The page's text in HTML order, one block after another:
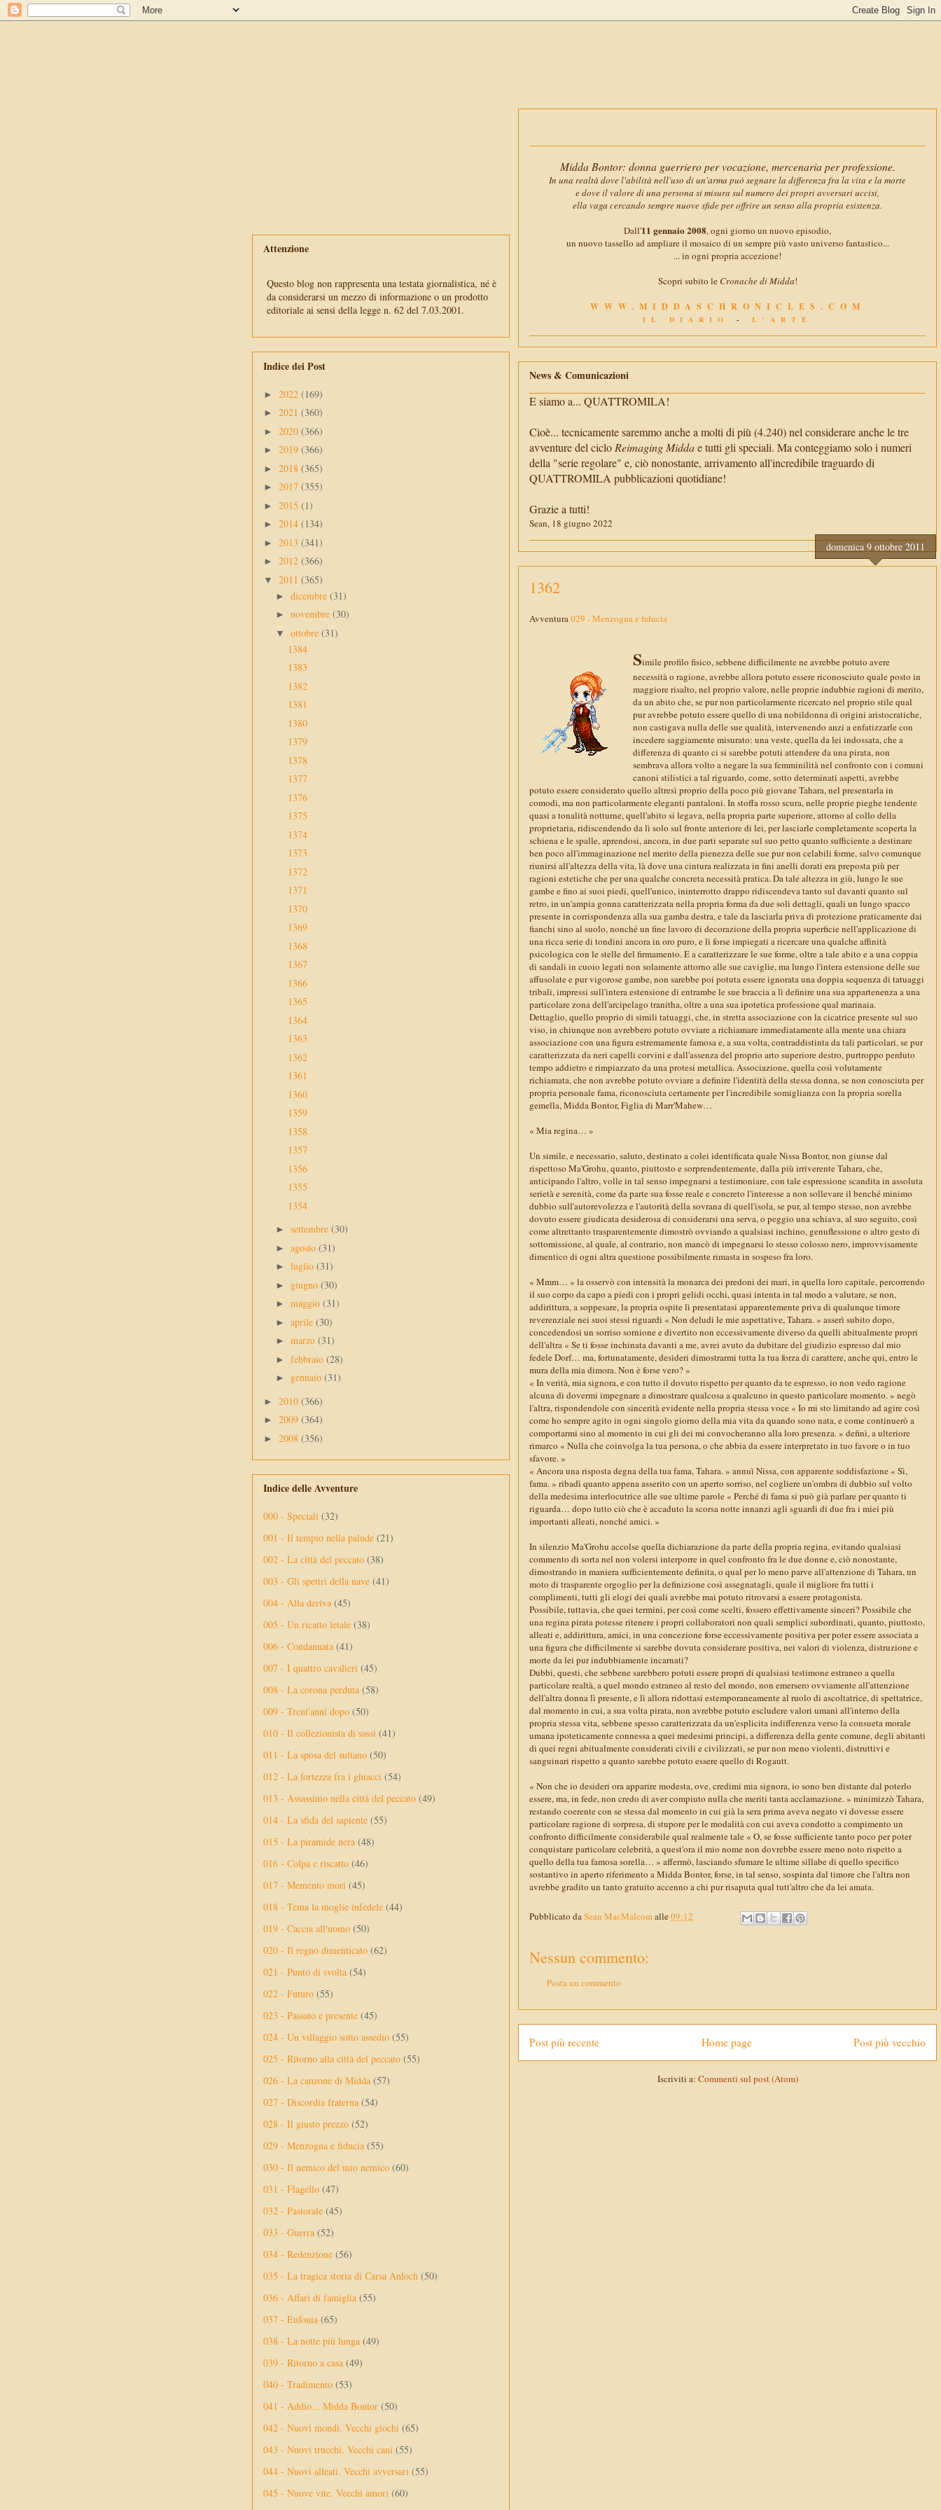
Midda Bontor: donna guerriero per vocazione, mercenaria per professione.
In una realtà dove l'abilità nell'uso di un'arma può segnare la differenza fra la vita e la morte
e dove il valore di una persona si misura sul numero dei propri avversari uccisi,
ella vaga cercando sempre nuove sfide per offrire un senso alla propria esistenza.
Dall'11 gennaio 2008, ogni giorno un nuovo episodio,
un nuovo tassello ad ampliare il mosaico di un sempre più vasto universo fantastico...
... in ogni propria accezione!
Scopri subito le Cronache di Midda!
WWW.MIDDASCHRONICLES.COM
IL DIARIO - L'ARTE
News & Comunicazioni
E siamo a... QUATTROMILA!
Cioè... tecnicamente saremmo anche a molti di più (4.240) nel considerare anche le tre
avventure del cicloReimaging Middae tutti gli speciali. Ma conteggiamo solo i numeri
della "serie regolare" e, ciò nonostante, arrivamento all'incredibile traguardo di
QUATTROMILA pubblicazioni quotidiane!
Grazie a tutti!
Sean, 18 giugno 2022
domenica 9 ottobre 2011
1362
Avventura029 - Menzogna e fiducia
Simile profilo fisico, sebbene difficilmente ne avrebbe potuto avere
necessità o ragione, avrebbe allora potuto essere riconosciuto quale posto in
maggiore risalto, nel proprio valore, nelle proprie indubbie ragioni di merito,
da un abito che, se pur non particolarmente ricercato nel proprio stile qual
pur avrebbe potuto essere quello di una nobildonna di origini aristocratiche,
non castigava nulla delle sue qualità, intervenendo anzi a enfatizzarle con
incedere saggiamente misurato: una veste, quella da lei indossata, che a
differenza di quanto ci si sarebbe potuti attendere da una pirata, non
sembrava allora volto a negare la sua femminilità nel confronto con i comuni
canoni stilistici a tal riguardo, come, sotto determinati aspetti, avrebbe
potuto essere considerato quello altresì proprio della poco più giovane Tahara, nel presentarla in
comodi, ma non particolarmente eleganti pantaloni. In stoffa rosso scura, nelle proprie pieghe tendente
quasi a tonalità notturne, quell'abito si legava, nella propria parte superiore, attorno al collo della
proprietaria, ridiscendendo da lì solo sul fronte anteriore di lei, per lasciarle completamente scoperta la
schiena e le spalle, aprendosi, ancora, in due parti separate sul suo petto quanto sufficiente a destinare
ben poco all'immaginazione nel merito della pienezza delle sue pur non celabili forme, salvo comunque
riunirsi all'altezza della vita, là dove una cintura realizzata in fini anelli dorati era preposta più per
ragioni estetiche che per una qualche concreta necessità pratica. Da tale altezza in giù, lungo le sue
gambe e fino ai suoi piedi, quell'unico, ininterrotto drappo ridiscendeva tanto sul davanti quanto sul
retro, in un'ampia gonna caratterizzata nella propria forma da due soli dettagli, quali un lungo spacco
presente in corrispondenza alla sua gamba destra, e tale da lasciarla priva di protezione praticamente dai
fianchi sino al suolo, nonché un fine lavoro di decorazione della propria superficie nell'applicazione di
una ricca serie di tondini ancora in oro puro, e lì forse impiegati a ricercare una qualche affinità
psicologica con le stelle del firmamento. E a caratterizzare le sue forme, oltre a tale abito e a una coppia
di sandali in cuoio legati non solamente attorno alle sue caviglie, ma lungo l'intera estensione delle sue
affusolate e pur vigorose gambe, non sarebbe poi potuta essere ignorata una doppia sequenza di tatuaggi
tribali, impressi sull'intera estensione di entrambe le sue braccia a lì definire una sua appartenenza a una
particolare zona dell'arcipelago tranitha, oltre a una sua ipotetica professione qual marinaia.
Dettaglio, quello proprio di simili tatuaggi, che, in stretta associazione con la cicatrice presente sul suo
viso, in chiunque non avrebbero potuto ovviare a richiamare immediatamente alla mente una chiara
associazione con una figura estremamente famosa e, a sua volta, contraddistinta da tali particolari, se pur
caratterizzata da neri capelli corvini e dall'assenza del proprio arto superiore destro, purtroppo perduto
tempo addietro e rimpiazzato da una protesi metallica. Associazione, quella così volutamente
richiamata, che non avrebbe potuto ovviare a definire l'identità della stessa donna, se non conosciuta per
propria personale fama, riconosciuta certamente per l'incredibile somiglianza con la propria sorella
gemella, Midda Bontor, Figlia di Marr'Mahew…
« Mia regina… »
Un simile, e necessario, saluto, destinato a colei identificata quale Nissa Bontor, non giunse dal
rispettoso Ma'Grohu, quanto, piuttosto e sorprendentemente, dalla più irriverente Tahara, che,
anticipando l'altro, volle in tal senso impegnarsi a testimoniare, con tale espressione scandita in assoluta
serietà e serenità, come da parte sua fosse reale e concreto l'interesse a non sollevare il benché minimo
dubbio sull'autorevolezza e l'autorità della sovrana di quell'isola, se pur, al tempo stesso, non avrebbe
dovuto essere giudicata desiderosa di considerarsi una serva, o peggio una schiava, al suo seguito, così
come altrettanto trasparentemente dimostrò ovviando a qualsiasi inchino, genuflessione o altro gesto di
sottomissione, al quale, al contrario, non mancò di impegnarsi lo stesso colosso nero, improvvisamente
dimentico di ogni altra questione possibilmente rimasta in sospeso fra loro.
« Mmm… » la osservò con intensità la monarca dei predoni dei mari, in quella loro capitale, percorrendo
il suo corpo da capo a piedi con i propri gelidi occhi, quasi intenta in tal modo a valutare, se non,
addirittura, a soppesare, la propria ospite lì presentatasi apparentemente priva di qualunque timore
reverenziale nei suoi stessi riguardi « Non deludi le mie aspettative, Tahara. » asserì subito dopo,
concedendosi un sorriso sornione e divertito non eccessivamente diverso da quelli abitualmente propri
dell'altra « Se ti fosse inchinata davanti a me, avrei avuto da dubitare del giudizio espresso dal mio
fedele Dorf… ma, fortunatamente, desideri dimostrarmi tutta la tua forza di carattere, anche qui, entro le
mura della mia dimora. Non è forse vero? »
« In verità, mia signora, e con tutto il dovuto rispetto per quanto da te espresso, io non vedo ragione
alcuna di dovermi impegnare a dimostrare qualcosa a qualcuno in questo particolare momento. » negò
l'altra, rispondendole con sincerità evidente nella propria stessa voce « Io mi sto limitando ad agire così
come ho sempre agito in ogni singolo giorno della mia vita da quando sono nata, e come continuerò a
comportarmi sino al momento in cui gli dei mi convocheranno alla loro presenza. » definì, a ulteriore
rimarco « Nulla che coinvolga la tua persona, o che abbia da essere interpretato in tuo favore o in tuo
sfavore. »
« Ancora una risposta degna della tua fama, Tahara. » annuì Nissa, con apparente soddisfazione « Sì,
fama. » ribadì quanto appena asserito con un aperto sorriso, nel cogliere un'ombra di dubbio sul volto
della medesima interlocutrice alle sue ultime parole « Perché di fama si può già parlare per quanto ti
riguarda… dopo tutto ciò che è accaduto la scorsa notte innanzi agli sguardi di due fra i miei più
importanti alleati, nonché amici. »
In silenzio Ma'Grohu accolse quella dichiarazione da parte della propria regina, evitando qualsiasi
commento di sorta nel non volersi interporre in quel confronto fra le due donne e, ciò nonostante,
dimostrando in maniera sufficientemente definita, o qual per lo meno parve all'attenzione di Tahara, un
moto di trasparente orgoglio per la definizione così assegnatagli, quale il migliore fra tutti i
complimenti, tutti gli elogi dei quali avrebbe mai potuto ritrovarsi a essere protagonista.
Possibile, tuttavia, che quei termini, per così come scelti, fossero effettivamente sinceri? Possibile che
una regina pirata potesse ritenere i propri collaboratori non quali semplici subordinati, quanto, piuttosto,
alleati e, addirittura, amici, in una concezione forse eccessivamente positiva per poter essere associata a
una figura che difficilmente si sarebbe dovuta considerare positiva, nei valori di violenza, distruzione e
morte da lei pur indubbiamente incarnati?
Dubbi, questi, che sebbene sarebbero potuti essere propri di qualsiasi testimone estraneo a quella
particolare realtà, a quel mondo estraneo al resto del mondo, non emersero ovviamente all'attenzione
dell'altra donna lì presente, e lì allora ridottasi estemporaneamente al ruolo di ascoltatrice, di spettatrice,
dal momento in cui, a sua volta pirata, non avrebbe potuto escludere valori umani all'interno della
propria stessa vita, sebbene spesso caratterizzata da un'esplicita indifferenza verso la consueta morale
umana ipoteticamente connessa a quei medesimi principi, a differenza della gente comune, degli abitanti
di quei regni abitualmente considerati civili e civilizzati, se pur non meno violenti, distruttivi e
sanguinari rispetto a quanto sarebbe potuto essere quello di Rogautt.
« Non che io desideri ora apparire modesta, ove, credimi mia signora, io sono ben distante dal poterlo
essere, ma, in fede, non credo di aver compiuto nulla che meriti tanta acclamazione. » minimizzò Tahara,
restando coerente con se stessa dal momento in cui già la sera prima aveva negato vi dovesse essere
particolare ragione di sorpresa, di stupore per le modalità con cui aveva condotto a compimento un
confronto difficilmente considerabile qual realmente tale « O, se fosse sufficiente tanto poco per poter
conquistare particolare celebrità, a quest'ora il mio nome non dovrebbe essere meno noto rispetto a
quello della tua famosa sorella… » affermò, lasciando sfumare le ultime sillabe di quello specifico
sostantivo in aperto riferimento a Midda Bontor, forse, in tal senso, sospinta dal timore che l'altra non
avrebbe gradito un tanto gratuito accenno a chi pur risaputa qual tutt'altro che da lei amata.
Pubblicato daSean MacMalcomalle 09:12
Nessun commento:
Posta un commento
Post più recente Post più vecchio
Home page
Iscriviti a: Commenti sul post (Atom)
Attenzione
Questo blog non rappresenta una testata giornalistica, né è
da considerarsi un mezzo di informazione o un prodotto
editoriale ai sensi della legge n. 62 del 7.03.2001.
Indice dei Post
► 2022 (169)
► 2021 (360)
► 2020 (366)
► 2019 (366)
► 2018 (365)
► 2017 (355)
► 2015 (1)
► 2014 (134)
► 2013 (341)
► 2012 (366)
▼ 2011 (365)
► dicembre (31)
► novembre (30)
▼ ottobre (31)
1384
1383
1382
1381
1380
1379
1378
1377
1376
1375
1374
1373
1372
1371
1370
1369
1368
1367
1366
1365
1364
1363
1362
1361
1360
1359
1358
1357
1356
1355
1354
► settembre (30)
► agosto (31)
► luglio (31)
► giugno (30)
► maggio (31)
► aprile (30)
► marzo (31)
► febbraio (28)
► gennaio (31)
► 2010 (366)
► 2009 (364)
► 2008 (356)
Indice delle Avventure
000 - Speciali (32)
001 - Il tempio nella palude (21)
002 - La città del peccato (38)
003 - Gli spettri della nave (41)
004 - Alla deriva (45)
005 - Un ricatto letale (38)
006 - Condannata (41)
007 - I quattro cavalieri (45)
008 - La corona perduta (58)
009 - Trent'anni dopo (50)
010 - Il collezionista di sassi (41)
011 - La sposa del sultano (50)
012 - La fortezza fra i ghiacci (54)
013 - Assassinio nella città del peccato (49)
014 - La sfida del sapiente (55)
015 - La piramide nera (48)
016 - Colpa e riscatto (46)
017 - Memento mori (45)
018 - Tema la moglie infedele (44)
019 - Caccia all'uomo (50)
020 - Il regno dimenticato (62)
021 - Punto di svolta (54)
022 - Futuro (55)
023 - Passato e presente (45)
024 - Un villaggio sotto assedio (55)
025 - Ritorno alla città del peccato (55)
026 - La canzone di Midda (57)
027 - Discordia fraterna (54)
028 - Il giusto prezzo (52)
029 - Menzogna e fiducia (55)
030 - Il nemico del mio nemico (60)
031 - Flagello (47)
032 - Pastorale (45)
033 - Guerra (52)
034 - Redenzione (56)
035 - La tragica storia di Carsa Anloch (50)
036 - Affari di famiglia (55)
037 - Eufonia (65)
038 - La notte più lunga (49)
039 - Ritorno a casa (49)
040 - Tradimento (53)
041 - Addio... Midda Bontor (50)
042 - Nuovi mondi. Vecchi giochi (65)
043 - Nuovi trucchi. Vecchi cani (55)
044 - Nuovi alleati. Vecchi avversari (55)
045 - Nuove vite. Vecchi amori (60)